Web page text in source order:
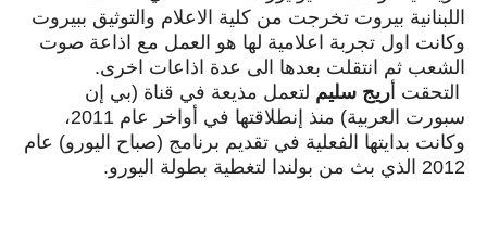
اللبنانية بيروت تخرجت من كلية الاعلام والتوثيق ببيروت
وكانت اول تجربة اعلامية لها هو العمل مع اذاعة صوت
الشعب ثم انتقلت بعدها الى عدة اذاعات اخرى.
التحقت أ ريج سليم لتعمل مذيعة في قناة (بي إن
سبورت العربية) منذ إنطلاقتها في أواخر عام 2011،
وكانت بدايتها الفعلية في تقديم برنامج (صباح اليورو) عام
2012 الذي بث من بولندا لتغطية بطولة اليورو.